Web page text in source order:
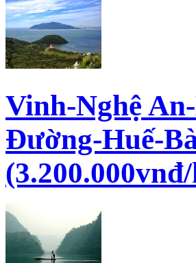
Vinh-Nghệ
Đường-Huế-